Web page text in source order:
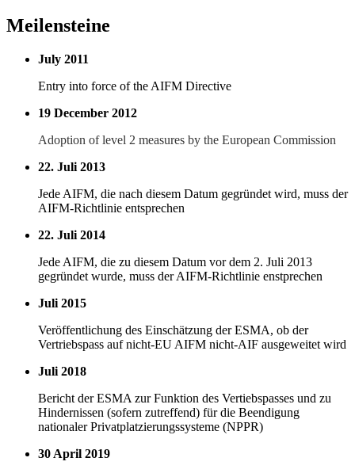
Meilensteine
July 2011
Entry into force of the AIFM Directive
19 December 2012
Adoption of level 2 measures by the European Commission
22. Juli 2013
Jede AIFM, die nach diesem Datum gegründet wird, muss der
AIFM-Richtlinie entsprechen
22. Juli 2014
Jede AIFM, die zu diesem Datum vor dem 2. Juli 2013
gegründet wurde, muss der AIFM-Richtlinie enstprechen
Juli 2015
Veröffentlichung des Einschätzung der ESMA, ob der
Vertriebspass auf nicht-EU AIFM nicht-AIF ausgeweitet wird
Juli 2018
Bericht der ESMA zur Funktion des Vertiebspasses und zu
Hindernissen (sofern zutreffend) für die Beendigung
nationaler Privatplatzierungssysteme (NPPR)
30 April 2019